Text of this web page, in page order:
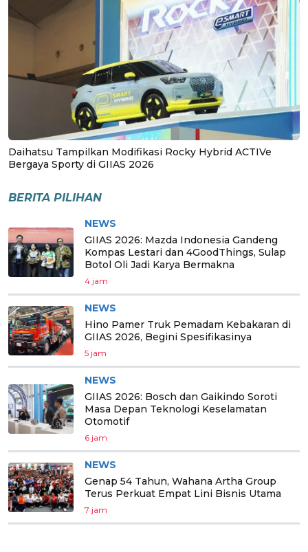
Daihatsu Tampilkan Modifikasi Rocky Hybrid ACTIVe
Bergaya Sporty di GIIAS 2026
BERITA PILIHAN
NEWS
GIIAS 2026: Mazda Indonesia Gandeng
Kompas Lestari dan 4GoodThings, Sulap
Botol Oli Jadi Karya Bermakna
4 jam
NEWS
Hino Pamer Truk Pemadam Kebakaran di
GIIAS 2026, Begini Spesifikasinya
5 jam
NEWS
GIIAS 2026: Bosch dan Gaikindo Soroti
Masa Depan Teknologi Keselamatan
Otomotif
6 jam
NEWS
Genap 54 Tahun, Wahana Artha Group
Terus Perkuat Empat Lini Bisnis Utama
7 jam